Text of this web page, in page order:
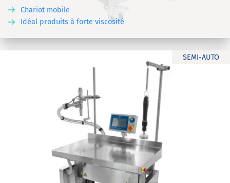
Chariot mobile
Idéal produits à forte viscosité
SEMI-AUTO